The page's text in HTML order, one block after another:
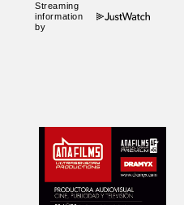
Streaming
information
by